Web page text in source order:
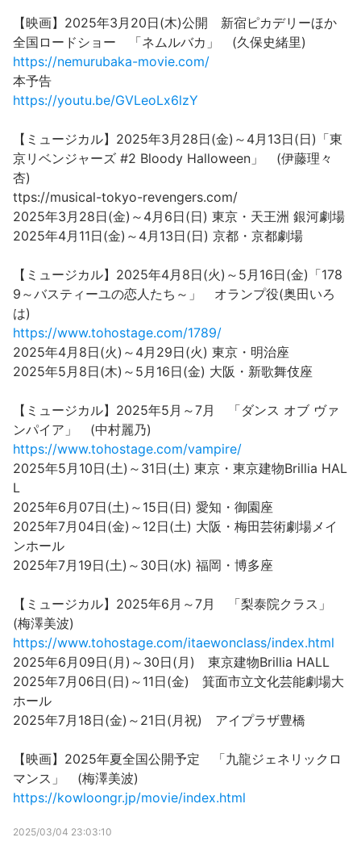
【映画】2025年3月20日(木)公開 新宿ピカデリーほか
全国ロードショー 「ネムルバカ」 (久保史緒里)
https://nemurubaka-movie.com/
本予告
https://youtu.be/GVLeoLx6lzY
【ミュージカル】2025年3月28日(金)～4月13日(日)「東
京リベンジャーズ #2 Bloody Halloween」 (伊藤理々
杏)
ttps://musical-tokyo-revengers.com/
2025年3月28日(金)～4月6日(日) 東京・天王洲 銀河劇場
2025年4月11日(金)～4月13日(日) 京都・京都劇場
【ミュージカル】2025年4月8日(火)～5月16日(金)「178
9～バスティーユの恋人たち～」 オランプ役(奥田いろ
は)
https://www.tohostage.com/1789/
2025年4月8日(火)～4月29日(火) 東京・明治座
2025年5月8日(木)～5月16日(金) 大阪・新歌舞伎座
【ミュージカル】2025年5月～7月 「ダンス オブ ヴァ
ンパイア」 (中村麗乃)
https://www.tohostage.com/vampire/
2025年5月10日(土)～31日(土) 東京・東京建物Brillia HAL
L
2025年6月07日(土)～15日(日) 愛知・御園座
2025年7月04日(金)～12日(土) 大阪・梅田芸術劇場メイ
ンホール
2025年7月19日(土)～30日(水) 福岡・博多座
【ミュージカル】2025年6月～7月 「梨泰院クラス」
(梅澤美波)
https://www.tohostage.com/itaewonclass/index.html
2025年6月09日(月)～30日(月) 東京建物Brillia HALL
2025年7月06日(日)～11日(金) 箕面市立文化芸能劇場大
ホール
2025年7月18日(金)～21日(月祝) アイプラザ豊橋
【映画】2025年夏全国公開予定 「九龍ジェネリックロ
マンス」 (梅澤美波)
https://kowloongr.jp/movie/index.html
2025/03/04 23:03:10